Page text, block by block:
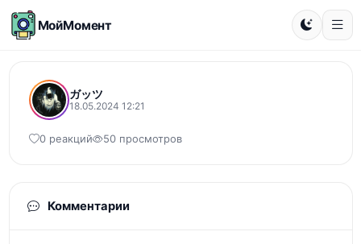
МойМомент
ガッツ
18.05.2024 12:21
0 реакций 50 просмотров
Комментарии